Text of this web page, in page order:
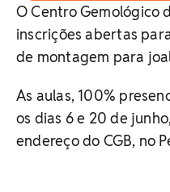
O Centro Gemológico
inscrições abertas
de montagem para
As aulas, 100%
os dias 6 e 20 de
endereço do CGB, no